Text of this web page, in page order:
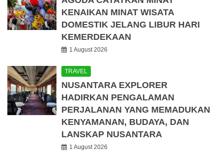
KENAIKAN MINAT WISATA
DOMESTIK JELANG LIBUR HARI
KEMERDEKAAN
1 August 2026
TRAVEL
NUSANTARA EXPLORER
HADIRKAN PENGALAMAN
PERJALANAN YANG MEMADUKAN
KENYAMANAN, BUDAYA, DAN
LANSKAP NUSANTARA
1 August 2026